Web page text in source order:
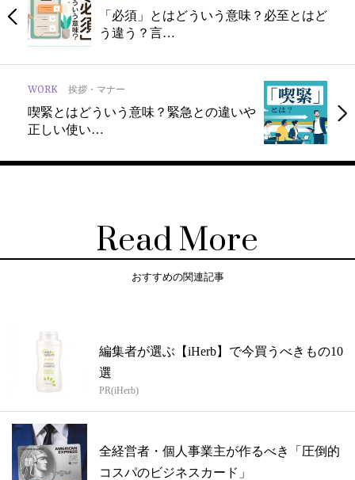
「必須」とはどういう意味？必至とはど
う違う？言…
WORK 挨拶・マナー
喫緊とはどういう意味？緊急との違いや
正しい使い…
Read More
おすすめの関連記事
編集者が選ぶ【iHerb】で今買うべきもの10
選
PR(iHerb)
全経営者・個人事業主が作るべき「圧倒的
コスパのビジネスカード」